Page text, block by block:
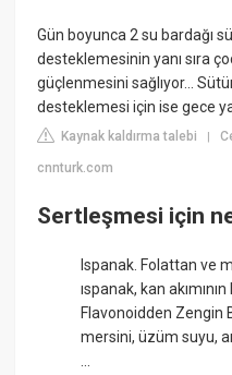
Gün boyunca 2 su bardağı
desteklemesinin yanı sıra
güçlenmesini sağlıyor...
desteklemesi için ise gece
Kaynak kaldırma talebi |
cnnturk.com
Sertleşmesi için
Ispanak. Folattan ve
ıspanak, kan akımının
Flavonoidden Zengin
mersini, üzüm suyu,